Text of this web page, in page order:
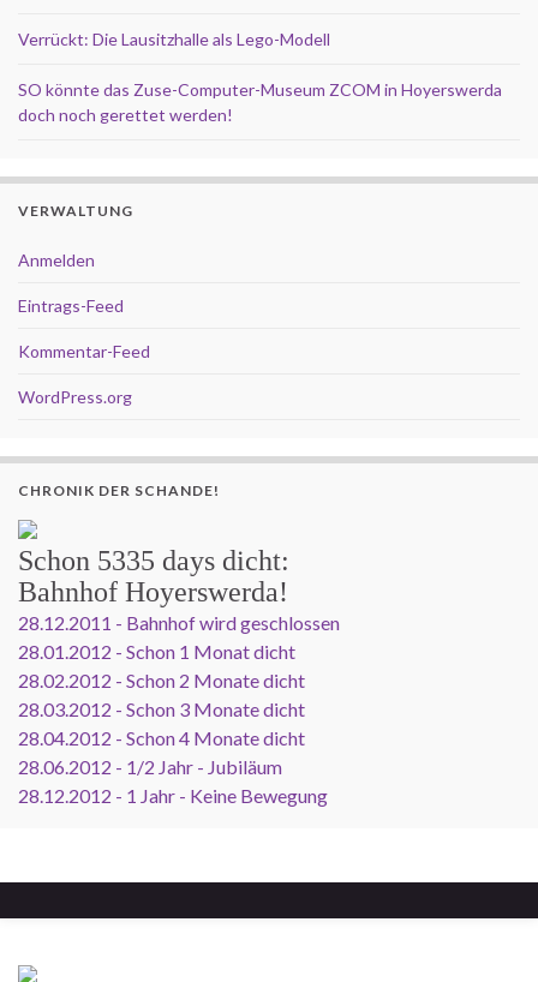
Verrückt: Die Lausitzhalle als Lego-Modell
SO könnte das Zuse-Computer-Museum ZCOM in Hoyerswerda
doch noch gerettet werden!
VERWALTUNG
Anmelden
Eintrags-Feed
Kommentar-Feed
WordPress.org
CHRONIK DER SCHANDE!
Schon 5335 days dicht:
Bahnhof Hoyerswerda!
28.12.2011 - Bahnhof wird geschlossen
28.01.2012 - Schon 1 Monat dicht
28.02.2012 - Schon 2 Monate dicht
28.03.2012 - Schon 3 Monate dicht
28.04.2012 - Schon 4 Monate dicht
28.06.2012 - 1/2 Jahr - Jubiläum
28.12.2012 - 1 Jahr - Keine Bewegung